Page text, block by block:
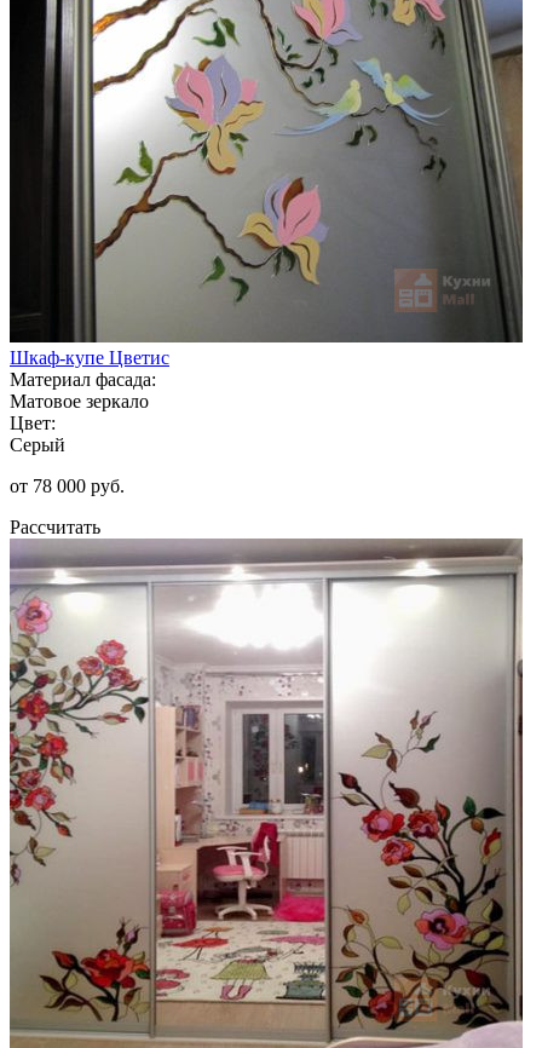
Шкаф-купе Цветис
Материал фасада:
Матовое зеркало
Цвет:
Серый
от 78 000 руб.
Рассчитать